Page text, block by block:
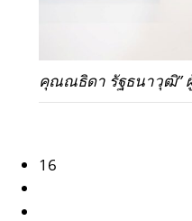
คุณณธิดา รัฐธนาวุฒิ”
16